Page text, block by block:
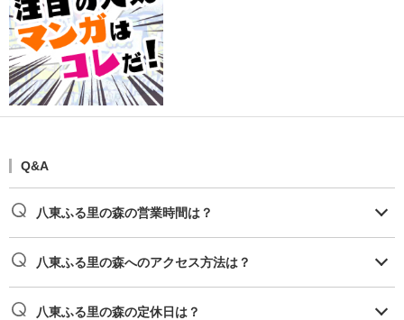
Q&A
八東ふる里の森の営業時間は？
八東ふる里の森へのアクセス方法は？
八東ふる里の森の定休日は？